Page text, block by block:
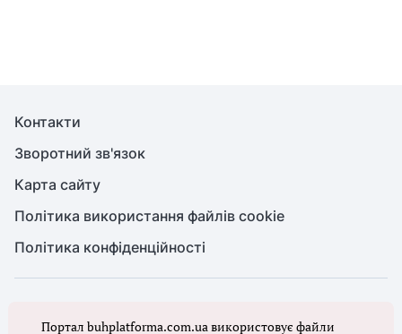
Контакти
Зворотний зв'язок
Карта сайту
Політика використання файлів cookie
Політика конфіденційності
Повне або часткове копіювання будь-яких матеріалів сайту,
Портал buhplatforma.com.ua використовує файли